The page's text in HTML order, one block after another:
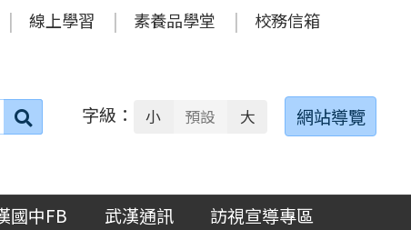
線上學習 素養品學堂 校務信箱
搜
字級： 小 預設 大 網站導覽
國中FB 武漢通訊
訪視宣導專區